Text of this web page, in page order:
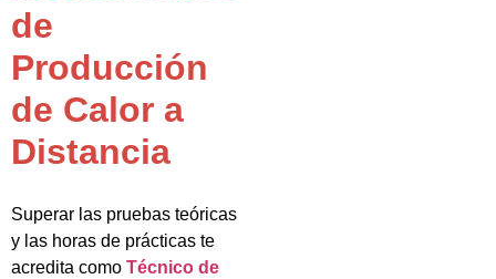
de
Producción
de Calor a
Distancia
Superar las pruebas teóricas
y las horas de prácticas te
acredita como Técnico de